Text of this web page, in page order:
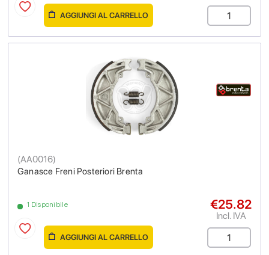
AGGIUNGI AL CARRELLO
Ganasce Freni Posteriori Brenta
(AA0016)
1 Disponibile €25.82
Incl. IVA
AGGIUNGI AL CARRELLO